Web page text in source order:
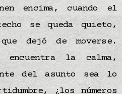
encima, cuando el
se queda quieto,
dejó de moverse.
encuentra la calma,
del asunto sea lo
¿los números